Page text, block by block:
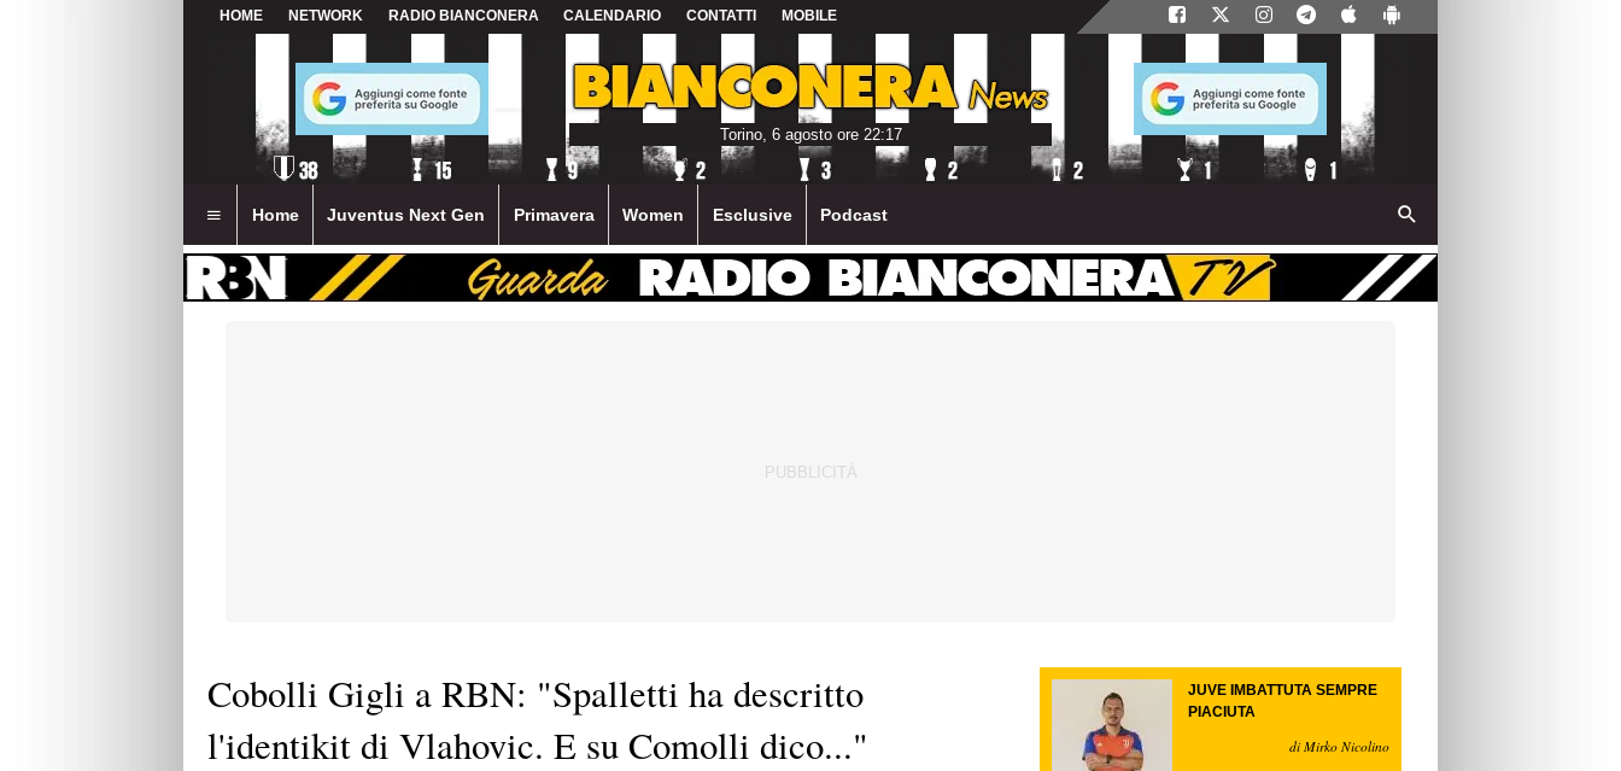
HOME NETWORK RADIO BIANCONERA CALENDARIO CONTATTI MOBILE
Torino, 6 agosto ore 22:17
Home Juventus Next Gen Primavera Women Esclusive Podcast
Cobolli Gigli a RBN: "Spalletti ha descritto
l'identikit di Vlahovic. E su Comolli dico..."
JUVE IMBATTUTA SEMPRE
PIACIUTA
di Mirko Nicolino